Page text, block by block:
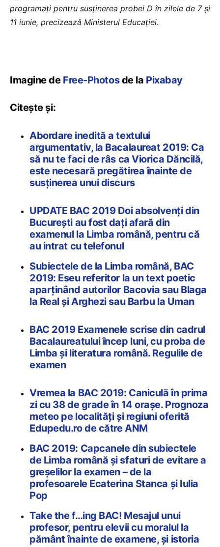
programaţi pentru susţinerea probei D în zilele de 7 şi
11 iunie, precizează Ministerul Educației.
Imagine de Free-Photosde la Pixabay
Citește și:
Abordare inedită a textului
argumentativ, la Bacalaureat 2019: Ca
să nu te faci de râs ca Viorica Dăncilă,
este necesară pregătirea înainte de
susținerea unui discurs
UPDATE BAC 2019 Doi absolvenți din
București au fost dați afară din
examenul la Limba română, pentru că
au intrat cu telefonul
Subiectele de la Limba română, BAC
2019: Eseu referitor la un text poetic
aparținând autorilor Bacovia sau Blaga
la Real și Arghezi sau Barbu la Uman
BAC 2019 Examenele scrise din cadrul
Bacalaureatului încep luni, cu proba de
Limba și literatura română. Regulile de
examen
Vremea la BAC 2019: Caniculă în prima
zi cu 38 de grade în 14 orașe. Prognoza
meteo pe localități și regiuni oferită
Edupedu.ro de către ANM
BAC 2019: Capcanele din subiectele
de Limba română și sfaturi de evitare a
greșelilor la examen – de la
profesoarele Ecaterina Stanca și Iulia
Pop
Take the f…ing BAC! Mesajul unui
profesor, pentru elevii cu moralul la
pământ înainte de examene, și istoria